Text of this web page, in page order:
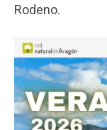
Rodeno.